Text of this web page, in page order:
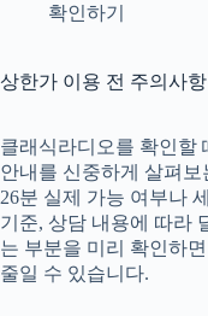
확인하기
상한가 이용 전 주의사항
클래식라디오를 확인할
안내를 신중하게 살펴보
26분 실제 가능 여부나
기준, 상담 내용에 따라
는 부분을 미리 확인하
줄일 수 있습니다.